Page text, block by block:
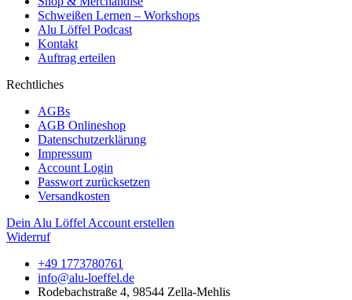
Schweißen Lernen – Workshops
Alu Löffel Podcast
Kontakt
Auftrag erteilen
Rechtliches
AGBs
AGB Onlineshop
Datenschutzerklärung
Impressum
Account Login
Passwort zurücksetzen
Versandkosten
Dein Alu Löffel Account erstellen
Widerruf
+49 1773780761
info@alu-loeffel.de
Rodebachstraße 4, 98544 Zella-Mehlis